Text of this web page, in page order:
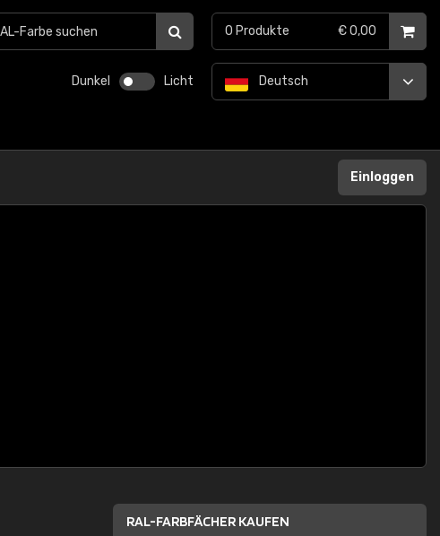
Dunkel Licht Deutsch
0 Produkte € 0,00
Einloggen
RAL-FARBFÄCHER KAUFEN